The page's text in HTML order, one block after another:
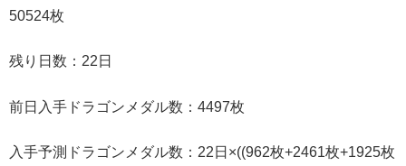
50524枚
残り日数：22日
前日入手ドラゴンメダル数：4497枚
入手予測ドラゴンメダル数：22日×((962枚+2461枚+1925枚